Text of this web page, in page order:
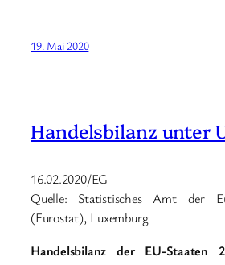
19. Mai 2020
Handelsbilanz unter
16.02.2020/EG
Quelle: Statistisches Amt der
(Eurostat), Luxemburg
Handelsbilanz der EU-Staaten